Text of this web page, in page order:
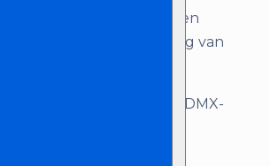
bij! DMX-kabels worden
voor de aansturing van
effects.
nodig? We verhuren DMX-
lengtes!